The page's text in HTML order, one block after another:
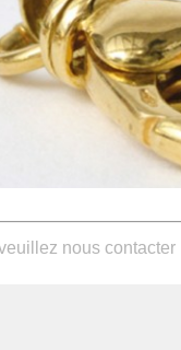
nous contacter